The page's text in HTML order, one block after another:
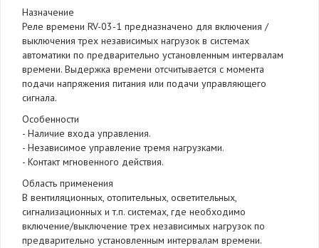
Назначение
Реле времени RV-03-1 предназначено для включения /
выключения трех независимых нагрузок в системах
автоматики по предварительно установленным интервалам
времени. Выдержка времени отсчитывается с момента
подачи напряжения питания или подачи управляющего
сигнала.
Особенности
- Наличие входа управления.
- Независимое управление тремя нагрузками.
- Контакт мгновенного действия.
Область применения
В вентиляционных, отопительных, осветительных,
сигнализационных и т.п. системах, где необходимо
включение/выключение трех независимых нагрузок по
предварительно установленным интервалам времени.